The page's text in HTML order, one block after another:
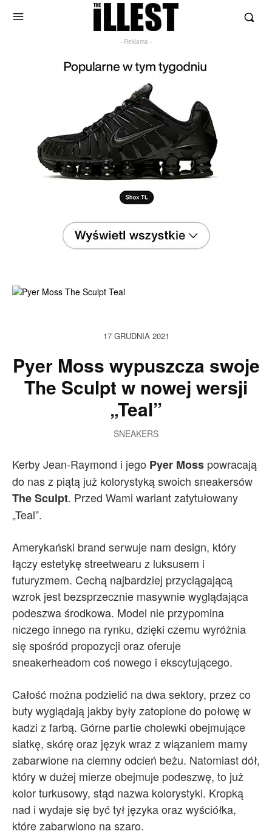
- Reklama -
17 GRUDNIA 2021
Pyer Moss wypuszcza swoje
The Sculpt w nowej wersji
„Teal”
SNEAKERS
Kerby Jean-Raymond i jego Pyer Moss powracają
do nas z piątą już kolorystyką swoich sneakersów
The Sculpt. Przed Wami wariant zatytułowany
„Teal”.
Amerykański brand serwuje nam design, który
łączy estetykę streetwearu z luksusem i
futuryzmem. Cechą najbardziej przyciągającą
wzrok jest bezsprzecznie masywnie wyglądająca
podeszwa środkowa. Model nie przypomina
niczego innego na rynku, dzięki czemu wyróżnia
się spośród propozycji oraz oferuje
sneakerheadom coś nowego i ekscytującego.
Całość można podzielić na dwa sektory, przez co
buty wyglądają jakby były zatopione do połowę w
kadzi z farbą. Górne partie cholewki obejmujące
siatkę, skórę oraz język wraz z wiązaniem mamy
zabarwione na ciemny odcień beżu. Natomiast dół,
który w dużej mierze obejmuje podeszwę, to już
kolor turkusowy, stąd nazwa kolorystyki. Kropką
nad i wydaje się być tył języka oraz wyściółka,
które zabarwiono na szaro.